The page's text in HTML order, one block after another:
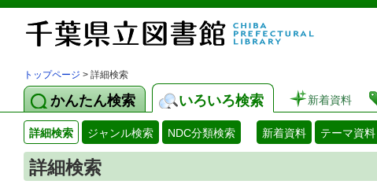
トップページ > 詳細検索
かんたん検索 いろいろ検索 新着資料
詳細検索 ジャンル検索 NDC分類検索 新着資料 テーマ資料
詳細検索